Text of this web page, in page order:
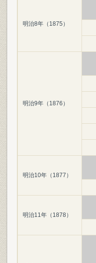
明治8年（1875）
明治9年（1876）
明治10年（1877）
明治11年（1878）